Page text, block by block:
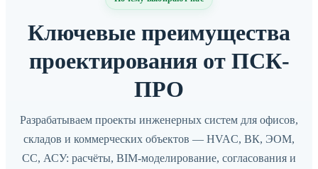
Ключевые преимущества
проектирования от ПСК-
ПРО
Разрабатываем проекты инженерных систем для офисов,
складов и коммерческих объектов — HVAC, ВК, ЭОМ,
СС, АСУ: расчёты, BIM-моделирование, согласования и